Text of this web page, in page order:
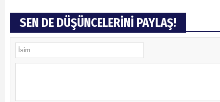
SEN DE DÜŞÜNCELERİNİ PAYLAŞ!